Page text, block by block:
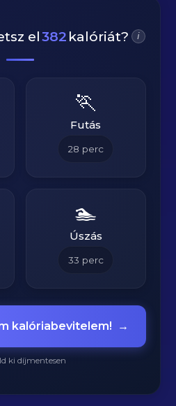
el382 kalóriát? i
🏃
Futás
28 perc
🏊
Úszás
33 perc
kalóriabevitelem! →
ki díjmentesen